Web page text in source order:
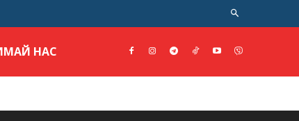
НАС